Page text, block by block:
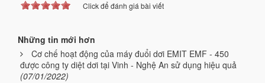
Click để đánh giá bài viết
Những tin mới hơn
Cơ chế hoạt động của máy đuổi dơi EMIT EMF - 450
được công ty diệt dơi tại Vinh - Nghệ An sử dụng hiệu quả
(07/01/2022)